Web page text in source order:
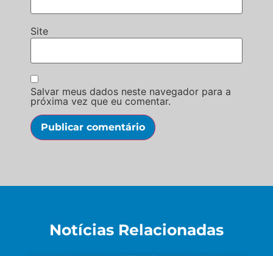
Site
Salvar meus dados neste navegador para a
próxima vez que eu comentar.
Notícias Relacionadas